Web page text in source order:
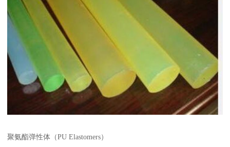
聚氨酯弹性体（PU Elastomers）